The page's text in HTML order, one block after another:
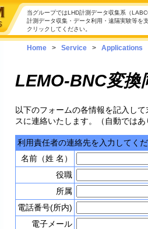
当グループではLHD計測データ収集系（
計測データ収集・データ利用・遠隔実験等を
クリックしてください。
Home > Service > Applications
LEMO-BNC変換
以下のフォームの各情報を記入し
スに連絡いたします。（自動では
利用責任者の連絡先を入力してく
名前（姓 名）
役職
所属
電話番号(所内)
電子メール